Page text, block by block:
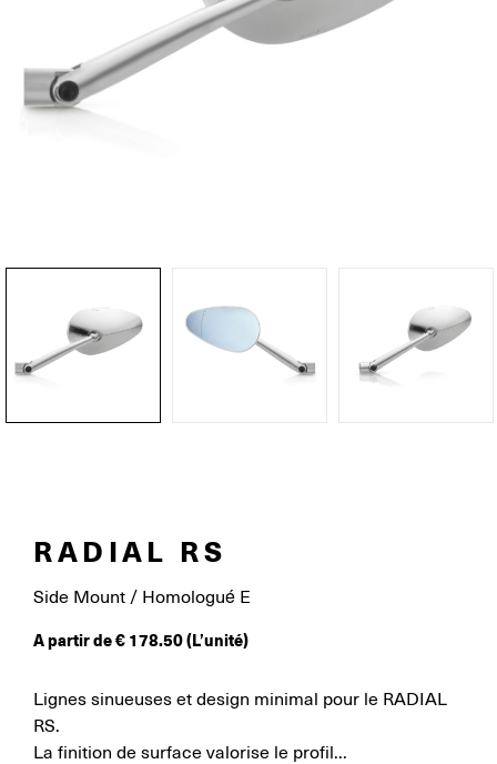
RADIAL RS
Side Mount / Homologué E
A partir de€ 178.50(L’unité)
Lignes sinueuses et design minimal pour le RADIAL
RS.
La finition de surface valorise le profil...